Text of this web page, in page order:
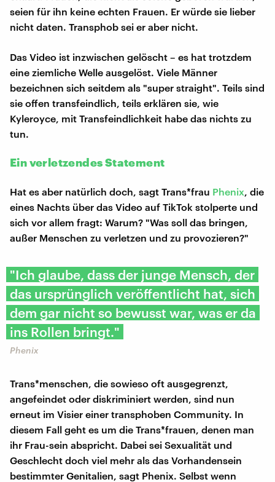
seien für ihn keine echten Frauen. Er würde sie lieber
nicht daten. Transphob sei er aber nicht.
Das Video ist inzwischen gelöscht – es hat trotzdem
eine ziemliche Welle ausgelöst. Viele Männer
bezeichnen sich seitdem als "super straight". Teils sind
sie offen transfeindlich, teils erklären sie, wie
Kyleroyce, mit Transfeindlichkeit habe das nichts zu
tun.
Ein verletzendes Statement
Hat es aber natürlich doch, sagt Trans*frau Phenix , die
eines Nachts über das Video auf TikTok stolperte und
sich vor allem fragt: Warum? "Was soll das bringen,
außer Menschen zu verletzen und zu provozieren?"
"Ich glaube, dass der junge Mensch, der
das ursprünglich veröffentlicht hat, sich
dem gar nicht so bewusst war, was er da
ins Rollen bringt."
Phenix
Trans*menschen, die sowieso oft ausgegrenzt,
angefeindet oder diskriminiert werden, sind nun
erneut im Visier einer transphoben Community. In
diesem Fall geht es um die Trans*frauen, denen man
ihr Frau-sein abspricht. Dabei sei Sexualität und
Geschlecht doch viel mehr als das Vorhandensein
bestimmter Genitalien, sagt Phenix. Selbst wenn